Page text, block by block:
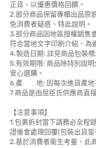
正貨、以優惠價格回饋。
2.部分商品保留專櫃出品原
免消費者疑惑、特此說明。
3.部分商品因地區授權銷售
符合當地文字印刷介紹、為
4.製造日期: 詳見商品包裝標
5.有效期限: 商品除特別說
安心選購。
6.產 地: 因每次進貨產地
7.商品是由屈臣氏供應商直
【注意事項】
1.包裹拆封當下請務必全程
證後會處理回覆(包裝出貨皆
2.基於消費者衛生考量、此